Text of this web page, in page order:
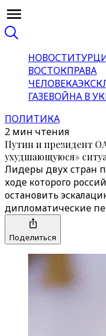
НОВОСТИ
ВОСТОКПРАВА
ЧЕЛОВЕКА
ГАЗЕВОЙНА В
ПОЛИТИКА
2 мин чтения
Путин и президент
ухудшающуюся»
Лидеры двух стран
ходе которого
остановить
дипломатические
Поделиться